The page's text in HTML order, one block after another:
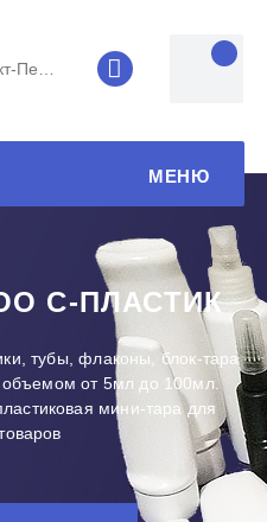
8 (4852) 33-
МЕНЮ
С-ПЛАСТИК
тубы, флаконы, блок-тара
от 5мл до 100мл.
мини-тара для